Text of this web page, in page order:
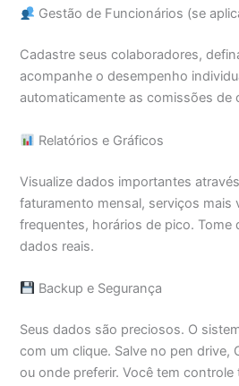
Gestão de Funcionários (se
Cadastre seus colaboradores,
acompanhe o desempenho
automaticamente as comissões de
Relatórios e Gráficos
Visualize dados importantes
faturamento mensal, serviços mais
frequentes, horários de pico. Tome
dados reais.
Backup e Segurança
Seus dados são preciosos. O
com um clique. Salve no pen drive,
ou onde preferir. Você tem controle